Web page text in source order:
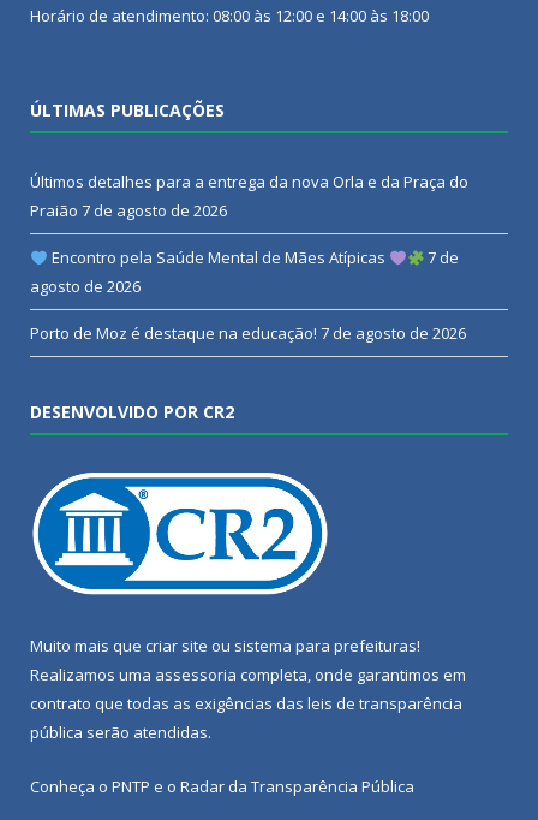
Horário de atendimento: 08:00 às 12:00 e 14:00 às 18:00
ÚLTIMAS PUBLICAÇÕES
Últimos detalhes para a entrega da nova Orla e da Praça do
Praião 7 de agosto de 2026
Encontro pela Saúde Mental de Mães Atípicas
7 de
agosto de 2026
Porto de Moz é destaque na educação! 7 de agosto de 2026
DESENVOLVIDO POR CR2
Muito mais que criar site ou sistema para prefeituras!
Realizamos uma assessoria completa, onde garantimos em
contrato que todas as exigências das leis de transparência
pública serão atendidas.
Conheça o PNTP e o Radar da Transparência Pública